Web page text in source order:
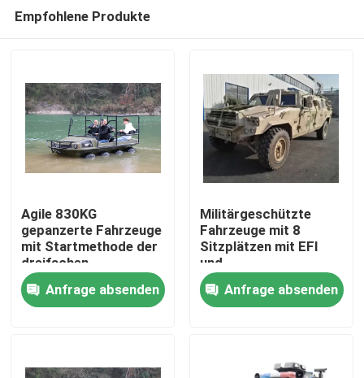
Zu Hause
Videos
Empfohlene Produkte
Agile 830KG
gepanzerte Fahrzeuge
mit Startmethode der
dreifachen
Versicherung Ein
Knopf elektrischer
Start
Anfrage absenden
Militärgeschützte
Fahrzeuge mit 8
Sitzplätzen mit EFI
und
Hindernisübergangshöhe
von 380 mm
Anfrage absenden